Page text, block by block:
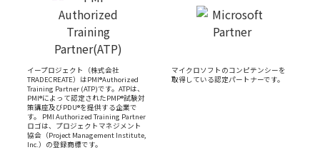
イープロジェクト（株式会社
TRADECREATE）はPMI®Authorized
Training Partner (ATP)です。ATPは、
PMI®によって認定されたPMP®試験対
策講座及びPDU®を提供する企業で
す。 PMI Authorized Training Partner
ロゴは、プロジェクトマネジメント
協会（Project Management Institute,
Inc.）の登録商標です。
マイクロソフトのコンピテンシーを
取得している認定パートナーです。